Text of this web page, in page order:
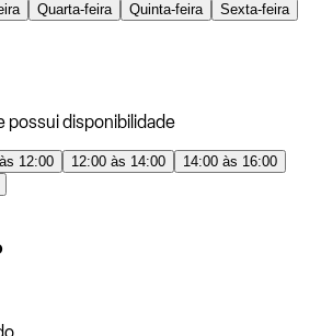
Quarta-feira Quinta-feira
Sexta-feira
possui disponibilidade
12:00 12:00 às 14:00
14:00 às 16:00